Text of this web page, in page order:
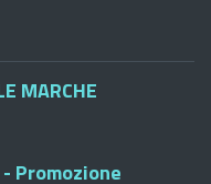
MARCHE
Promozione